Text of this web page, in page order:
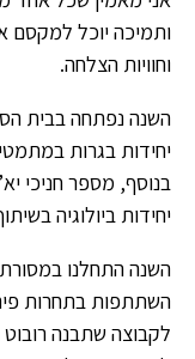
ותמיכה יוכל למקסם
וחוויות הצלחה.
יחידות בגרות
יחידות ביולוגיה
השנה התחלנו
לקבוצה שתבנה